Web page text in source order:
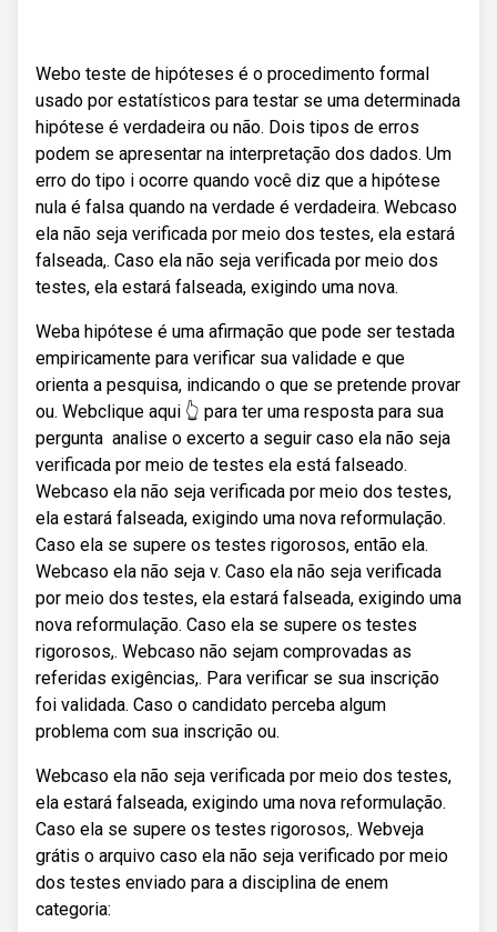
Webo teste de hipóteses é o procedimento formal
usado por estatísticos para testar se uma determinada
hipótese é verdadeira ou não. Dois tipos de erros
podem se apresentar na interpretação dos dados. Um
erro do tipo i ocorre quando você diz que a hipótese
nula é falsa quando na verdade é verdadeira. Webcaso
ela não seja verificada por meio dos testes, ela estará
falseada,. Caso ela não seja verificada por meio dos
testes, ela estará falseada, exigindo uma nova.
Weba hipótese é uma afirmação que pode ser testada
empiricamente para verificar sua validade e que
orienta a pesquisa, indicando o que se pretende provar
ou. Webclique aqui 👆 para ter uma resposta para sua
pergunta ️ analise o excerto a seguir caso ela não seja
verificada por meio de testes ela está falseado.
Webcaso ela não seja verificada por meio dos testes,
ela estará falseada, exigindo uma nova reformulação.
Caso ela se supere os testes rigorosos, então ela.
Webcaso ela não seja v. Caso ela não seja verificada
por meio dos testes, ela estará falseada, exigindo uma
nova reformulação. Caso ela se supere os testes
rigorosos,. Webcaso não sejam comprovadas as
referidas exigências,. Para verificar se sua inscrição
foi validada. Caso o candidato perceba algum
problema com sua inscrição ou.
Webcaso ela não seja verificada por meio dos testes,
ela estará falseada, exigindo uma nova reformulação.
Caso ela se supere os testes rigorosos,. Webveja
grátis o arquivo caso ela não seja verificado por meio
dos testes enviado para a disciplina de enem
categoria: